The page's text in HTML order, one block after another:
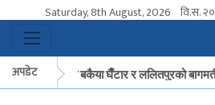
Saturday, 8th August, 2026 वि.स.
अपडेट
मकवानपुरको बकैया घैँटार र ललितपुरको बागमती